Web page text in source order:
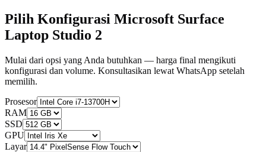
Pilih Konfigurasi Microsoft Surface
Laptop Studio 2
Mulai dari opsi yang Anda butuhkan — harga final mengikuti
konfigurasi dan volume. Konsultasikan lewat WhatsApp setelah
memilih.
Prosesor
RAM
SSD
GPU
Layar